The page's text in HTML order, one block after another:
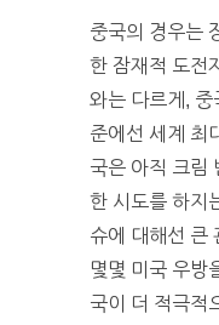
중국의 경우는
한 잠재적 도전
와는 다르게, 중
준에선 세계 최
국은 아직 크림
한 시도를 하지
슈에 대해선 큰
몇몇 미국 우방
국이 더 적극적